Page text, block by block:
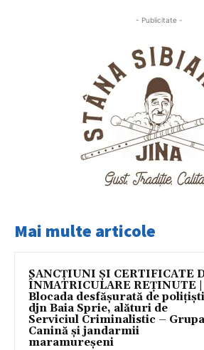
- Publicitate -
Mai multe articole
SANCȚIUNI ȘI CERTIFICATE
ÎNMATRICULARE REȚINUTE |
Blocada desfășurată de
djn Baia Sprie, alături de
Serviciul Criminalistic – Grupa
Canină și jandarmii
maramureșeni